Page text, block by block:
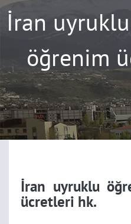
İran
öğrenim
İran uyruklu
ücretleri hk.